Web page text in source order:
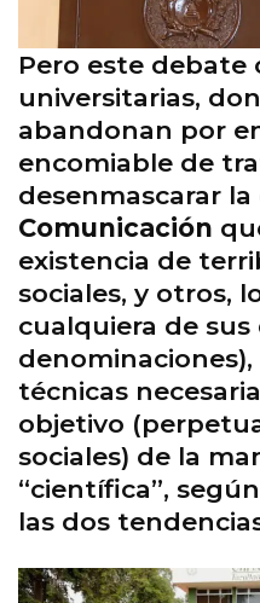
Pero este debate
universitarias,
abandonan por
encomiable de
desenmascarar
Comunicación
existencia de
sociales, y otros,
cualquiera de sus
técnicas
objetivo
sociales) de la
“científica”,
las dos